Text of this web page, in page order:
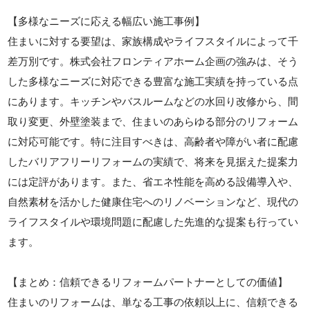
【多様なニーズに応える幅広い施工事例】
住まいに対する要望は、家族構成やライフスタイルによって千
差万別です。株式会社フロンティアホーム企画の強みは、そう
した多様なニーズに対応できる豊富な施工実績を持っている点
にあります。キッチンやバスルームなどの水回り改修から、間
取り変更、外壁塗装まで、住まいのあらゆる部分のリフォーム
に対応可能です。特に注目すべきは、高齢者や障がい者に配慮
したバリアフリーリフォームの実績で、将来を見据えた提案力
には定評があります。また、省エネ性能を高める設備導入や、
自然素材を活かした健康住宅へのリノベーションなど、現代の
ライフスタイルや環境問題に配慮した先進的な提案も行ってい
ます。
【まとめ：信頼できるリフォームパートナーとしての価値】
住まいのリフォームは、単なる工事の依頼以上に、信頼できる